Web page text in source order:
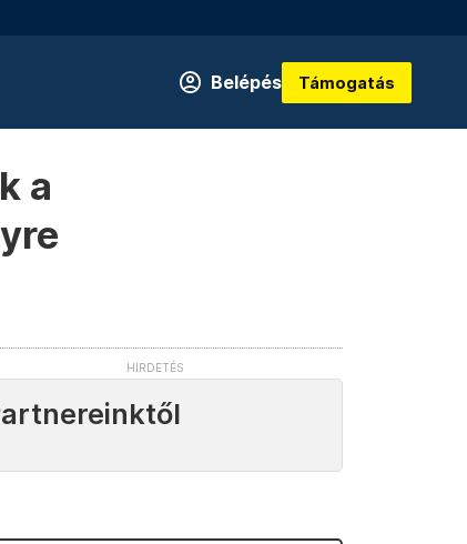
Belépés Támogatás
a